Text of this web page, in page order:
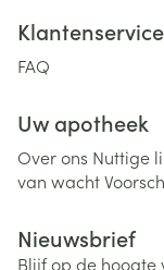
Klantenservice
FAQ
Uw apotheek
Over ons Nuttige
van wacht
Nieuwsbrief
Blijf op de hoogte